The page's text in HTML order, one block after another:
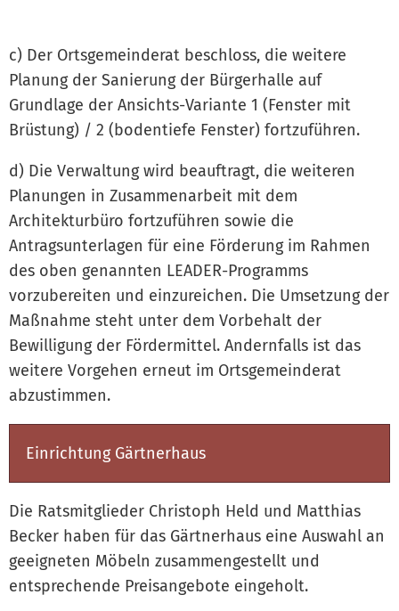
c) Der Ortsgemeinderat beschloss, die weitere
Planung der Sanierung der Bürgerhalle auf
Grundlage der Ansichts-Variante 1 (Fenster mit
Brüstung) / 2 (bodentiefe Fenster) fortzuführen.
d) Die Verwaltung wird beauftragt, die weiteren
Planungen in Zusammenarbeit mit dem
Architekturbüro fortzuführen sowie die
Antragsunterlagen für eine Förderung im Rahmen
des oben genannten LEADER-Programms
vorzubereiten und einzureichen. Die Umsetzung der
Maßnahme steht unter dem Vorbehalt der
Bewilligung der Fördermittel. Andernfalls ist das
weitere Vorgehen erneut im Ortsgemeinderat
abzustimmen.
Einrichtung Gärtnerhaus
Die Ratsmitglieder Christoph Held und Matthias
Becker haben für das Gärtnerhaus eine Auswahl an
geeigneten Möbeln zusammengestellt und
entsprechende Preisangebote eingeholt.